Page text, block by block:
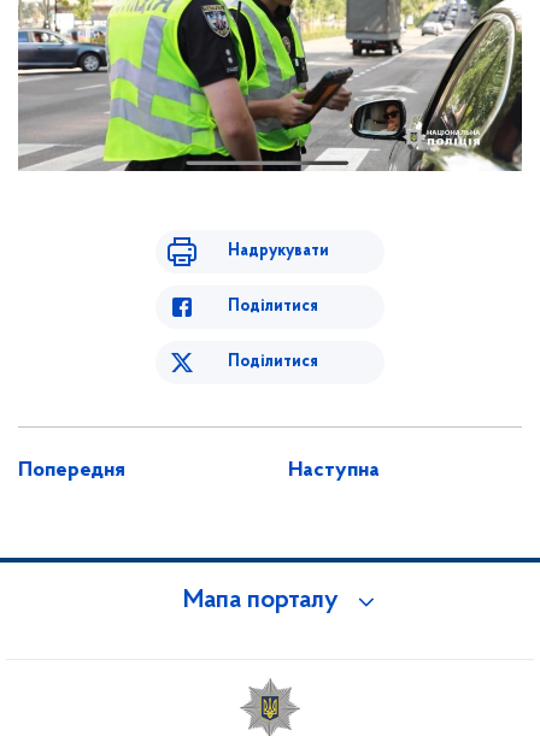
Надрукувати
Поділитися
Поділитися
Попередня Наступна
Мапа порталу